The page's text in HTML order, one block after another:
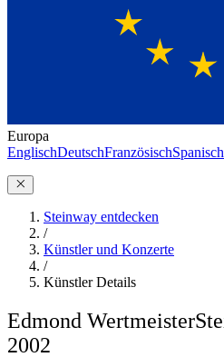
Europa
EnglischDeutschFranzösischSpanisch
Steinway entdecken
/
Künstler und Konzerte
/
Künstler Details
Edmond Wertmeister
2002